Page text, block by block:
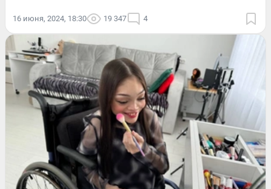
16 июня, 2024, 18:30 19 347 4